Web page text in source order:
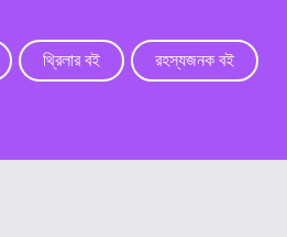
থ্রিলার বই রহস্যজনক বই